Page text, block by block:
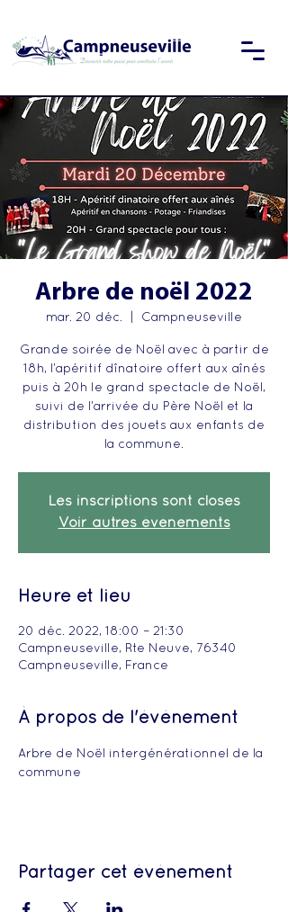
Arbre de noël 2022
mar. 20 déc. Campneuseville
Grande soirée de Noël avec à partir de
18h, l’apéritif dînatoire offert aux aînés
puis à 20h le grand spectacle de Noël,
suivi de l’arrivée du Père Noël et la
distribution des jouets aux enfants de
la commune.
Les inscriptions sont closes
Voir autres événements
Heure et lieu
20 déc. 2022, 18:00 – 21:30
Campneuseville, Rte Neuve, 76340
Campneuseville, France
À propos de l'événement
Arbre de Noël intergénérationnel de la
commune
Partager cet événement